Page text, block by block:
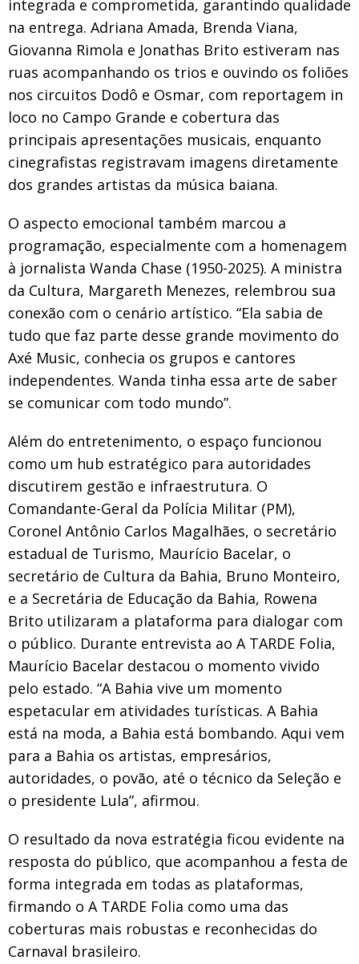
integrada e comprometida, garantindo qualidade
na entrega. Adriana Amada, Brenda Viana,
Giovanna Rimola e Jonathas Brito estiveram nas
ruas acompanhando os trios e ouvindo os foliões
nos circuitos Dodô e Osmar, com reportagem in
loco no Campo Grande e cobertura das
principais apresentações musicais, enquanto
cinegrafistas registravam imagens diretamente
dos grandes artistas da música baiana.
O aspecto emocional também marcou a
programação, especialmente com a homenagem
à jornalista Wanda Chase (1950-2025). A ministra
da Cultura, Margareth Menezes, relembrou sua
conexão com o cenário artístico. “Ela sabia de
tudo que faz parte desse grande movimento do
Axé Music, conhecia os grupos e cantores
independentes. Wanda tinha essa arte de saber
se comunicar com todo mundo”.
Além do entretenimento, o espaço funcionou
como um hub estratégico para autoridades
discutirem gestão e infraestrutura. O
Comandante-Geral da Polícia Militar (PM),
Coronel Antônio Carlos Magalhães, o secretário
estadual de Turismo, Maurício Bacelar, o
secretário de Cultura da Bahia, Bruno Monteiro,
e a Secretária de Educação da Bahia, Rowena
Brito utilizaram a plataforma para dialogar com
o público. Durante entrevista ao A TARDE Folia,
Maurício Bacelar destacou o momento vivido
pelo estado. “A Bahia vive um momento
espetacular em atividades turísticas. A Bahia
está na moda, a Bahia está bombando. Aqui vem
para a Bahia os artistas, empresários,
autoridades, o povão, até o técnico da Seleção e
o presidente Lula”, afirmou.
O resultado da nova estratégia ficou evidente na
resposta do público, que acompanhou a festa de
forma integrada em todas as plataformas,
firmando o A TARDE Folia como uma das
coberturas mais robustas e reconhecidas do
Carnaval brasileiro.